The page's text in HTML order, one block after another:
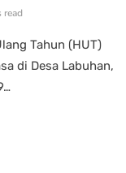
read
Tahun (HUT)
di Desa Labuhan,